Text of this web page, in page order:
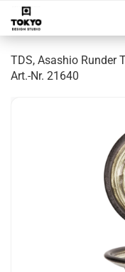
TDS, Asashio Runder
Art.-Nr. 21640